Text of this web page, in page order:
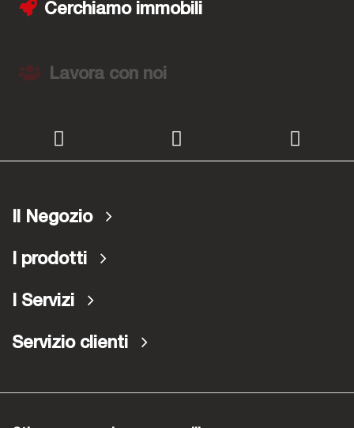
Cerchiamo immobili
Lavora con noi
Il Negozio
I prodotti
I Servizi
Servizio clienti